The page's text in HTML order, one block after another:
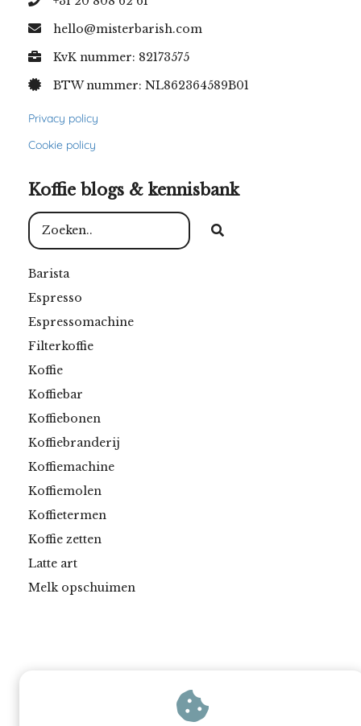
hello@misterbarish.com
KvK nummer: 82173575
BTW nummer: NL862364589B01
Privacy policy
Cookie policy
Koffie blogs & kennisbank
Barista
Espresso
Espressomachine
Filterkoffie
Koffie
Koffiebar
Koffiebonen
Koffiebranderij
Koffiemachine
Koffiemolen
Koffietermen
Koffie zetten
Latte art
Melk opschuimen